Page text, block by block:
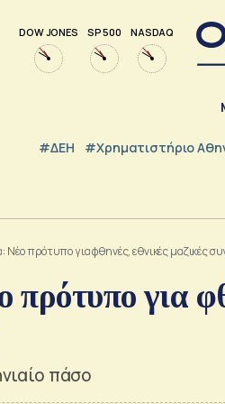
DOW JONES SP 500 NASDAQ
#ΔΕΗ #Χρηματιστήριο
Νέο πρότυπο για φθηνές, εθνικές μαζικές
για
πάσο